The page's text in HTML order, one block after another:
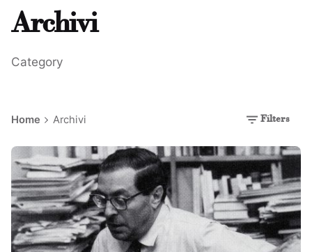
Archivi
Category
Home Archivi Filters